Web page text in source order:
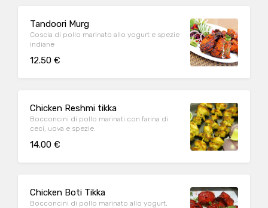
Tandoori Murg
Coscia di pollo marinato allo yogurt e spezie
indiane
12.50 €
Chicken Reshmi tikka
Bocconcini di pollo marinati con farina di
ceci, uova e spezie.
14.00 €
Chicken Boti Tikka
Bocconcini di pollo marinato allo yogurt,